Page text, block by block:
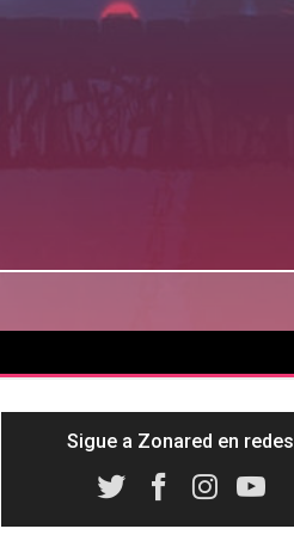
Sigue a Zonared en redes